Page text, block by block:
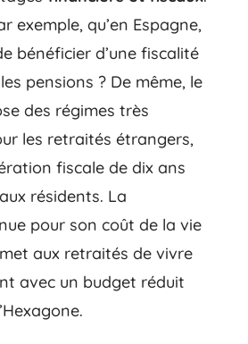
exemple, qu’en Espagne,
bénéficier d’une fiscalité
pensions ? De même, le
des régimes très
les retraités étrangers,
fiscale de dix ans
résidents. La
pour son coût de la vie
aux retraités de vivre
avec un budget réduit